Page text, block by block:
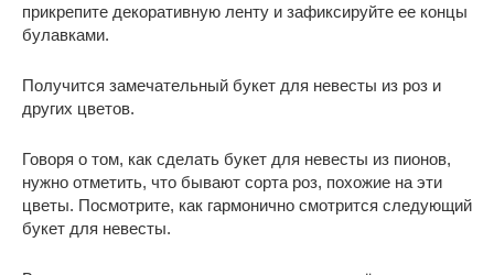
прикрепите декоративную ленту и зафиксируйте ее концы
булавками.
Получится замечательный букет для невесты из роз и
других цветов.
Говоря о том, как сделать букет для невесты из пионов,
нужно отметить, что бывают сорта роз, похожие на эти
цветы. Посмотрите, как гармонично смотрится следующий
букет для невесты.